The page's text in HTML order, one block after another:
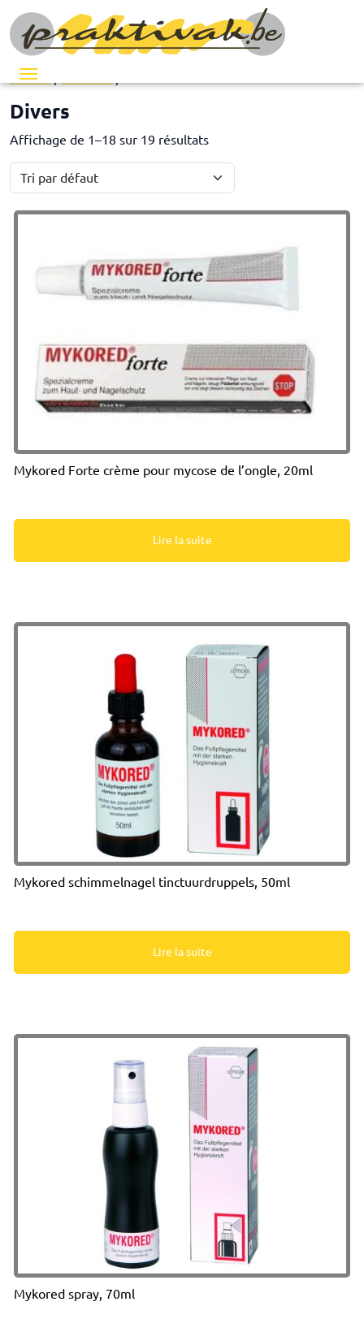
Menu
Accueil
Divers
Affichage de 1–18 sur 19 résultats
Mykored Forte crème pour mycose de l’ongle, 20ml
Lire la suite
Mykored schimmelnagel tinctuurdruppels, 50ml
Lire la suite
Mykored spray, 70ml